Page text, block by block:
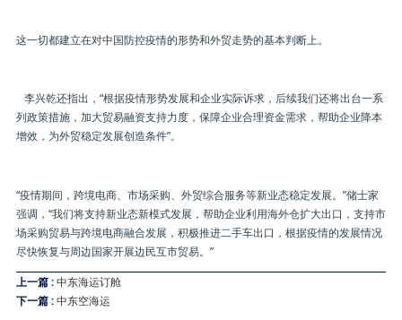
这一切都建立在对中国防控疫情的形势和外贸走势的基本判断上。
李兴乾还指出，“根据疫情形势发展和企业实际诉求，后续我们还将出台一系
列政策措施，加大贸易融资支持力度，保障企业合理资金需求，帮助企业降本
增效，为外贸稳定发展创造条件”。
“疫情期间，跨境电商、市场采购、外贸综合服务等新业态稳定发展。”储士家
强调，“我们将支持新业态新模式发展，帮助企业利用海外仓扩大出口，支持市
场采购贸易与跨境电商融合发展，积极推进二手车出口，根据疫情的发展情况
尽快恢复与周边国家开展边民互市贸易。”
上一篇 : 中东海运订舱
下一篇 : 中东空海运